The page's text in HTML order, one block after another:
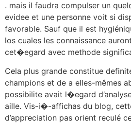
. mais il faudra compulser un
evidee et une personne voit si
favorable. Sauf que il est
los cuales les connaissance
cet�egard avec methode
Cela plus grande constitue
champions et de a elles-mêmes
possibilite avait l�egard
aille. Vis-i�-affichas du blog,
d’appreciation pas orient reculé